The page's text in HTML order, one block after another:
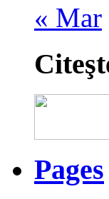
« Mar
Pages